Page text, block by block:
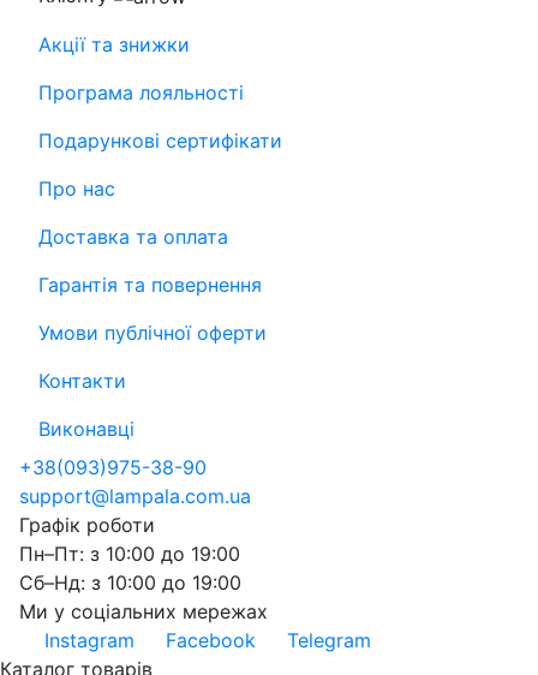
Акції та знижки
Програма лояльності
Подарункові сертифікати
Про нас
Доставка та оплата
Гарантія та повернення
Умови публічної оферти
Контакти
Виконавці
+38(093)975-38-90
support@lampala.com.ua
Графік роботи
Пн–Пт: з 10:00 до 19:00
Сб–Нд: з 10:00 до 19:00
Ми у соціальних мережах
Instagram
Facebook
Telegram
Каталог товарів